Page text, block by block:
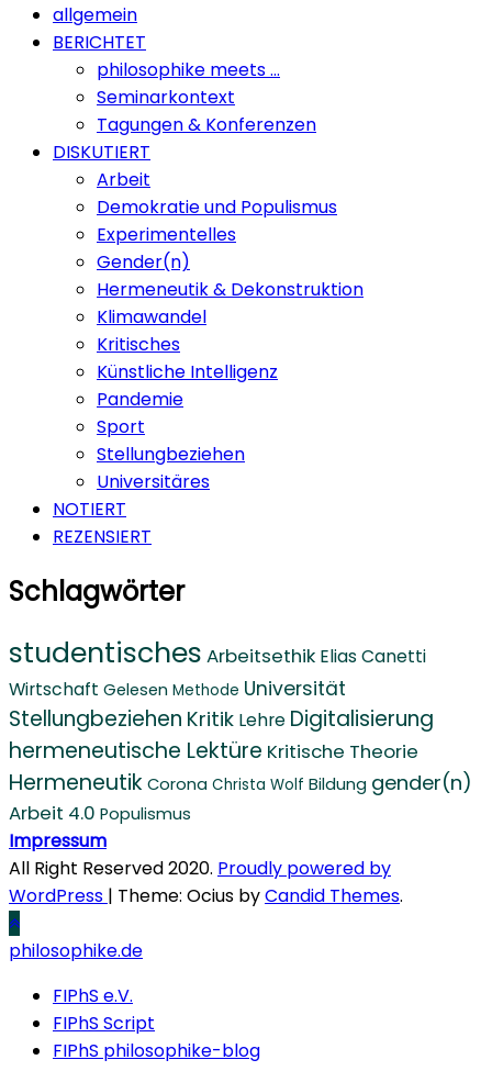
allgemein
BERICHTET
philosophike meets …
Seminarkontext
Tagungen & Konferenzen
DISKUTIERT
Arbeit
Demokratie und Populismus
Experimentelles
Gender(n)
Hermeneutik & Dekonstruktion
Klimawandel
Kritisches
Künstliche Intelligenz
Pandemie
Sport
Stellungbeziehen
Universitäres
NOTIERT
REZENSIERT
Schlagwörter
studentisches Arbeitsethik Elias Canetti
Wirtschaft Gelesen Methode Universität
Stellungbeziehen Kritik Lehre Digitalisierung
hermeneutische Lektüre Kritische Theorie
Hermeneutik Corona Christa Wolf Bildung gender(n)
Arbeit 4.0 Populismus
Impressum
All Right Reserved 2020. Proudly powered by
WordPress | Theme: Ocius byCandid Themes.
philosophike.de
FIPhS e.V.
FIPhS Script
FIPhS philosophike-blog